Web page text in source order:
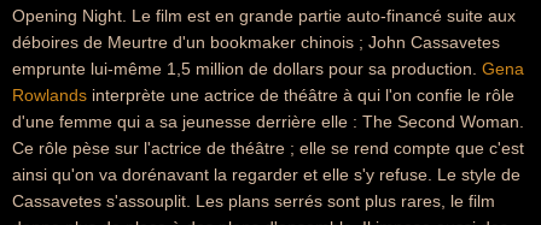
Opening Night. Le film est en grande partie auto-financé suite aux
déboires de Meurtre d'un bookmaker chinois ; John Cassavetes
emprunte lui-même 1,5 million de dollars pour sa production. Gena
Rowlands interprète une actrice de théâtre à qui l'on confie le rôle
d'une femme qui a sa jeunesse derrière elle : The Second Woman.
Ce rôle pèse sur l'actrice de théâtre ; elle se rend compte que c'est
ainsi qu'on va dorénavant la regarder et elle s'y refuse. Le style de
Cassavetes s'assouplit. Les plans serrés sont plus rares, le film